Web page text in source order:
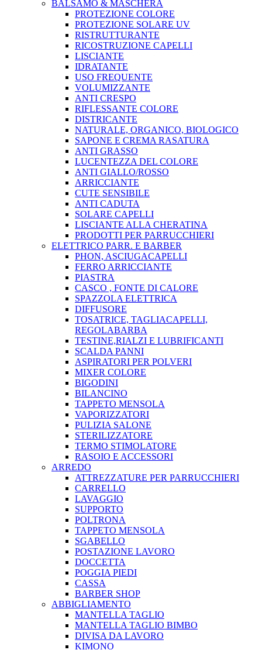
BALSAMO & MASCHERA
PROTEZIONE COLORE
PROTEZIONE SOLARE UV
RISTRUTTURANTE
RICOSTRUZIONE CAPELLI
LISCIANTE
IDRATANTE
USO FREQUENTE
VOLUMIZZANTE
ANTI CRESPO
RIFLESSANTE COLORE
DISTRICANTE
NATURALE, ORGANICO, BIOLOGICO
SAPONE E CREMA RASATURA
ANTI GRASSO
LUCENTEZZA DEL COLORE
ANTI GIALLO/ROSSO
ARRICCIANTE
CUTE SENSIBILE
ANTI CADUTA
SOLARE CAPELLI
LISCIANTE ALLA CHERATINA
PRODOTTI PER PARRUCCHIERI
ELETTRICO PARR. E BARBER
PHON, ASCIUGACAPELLI
FERRO ARRICCIANTE
PIASTRA
CASCO , FONTE DI CALORE
SPAZZOLA ELETTRICA
DIFFUSORE
TOSATRICE, TAGLIACAPELLI,
REGOLABARBA
TESTINE,RIALZI E LUBRIFICANTI
SCALDA PANNI
ASPIRATORI PER POLVERI
MIXER COLORE
BIGODINI
BILANCINO
TAPPETO MENSOLA
VAPORIZZATORI
PULIZIA SALONE
STERILIZZATORE
TERMO STIMOLATORE
RASOIO E ACCESSORI
ARREDO
ATTREZZATURE PER PARRUCCHIERI
CARRELLO
LAVAGGIO
SUPPORTO
POLTRONA
TAPPETO MENSOLA
SGABELLO
POSTAZIONE LAVORO
DOCCETTA
POGGIA PIEDI
CASSA
BARBER SHOP
ABBIGLIAMENTO
MANTELLA TAGLIO
MANTELLA TAGLIO BIMBO
DIVISA DA LAVORO
KIMONO